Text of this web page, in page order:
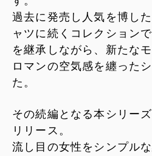
過去に発売し人気を博し
ャツに続くコレクション
を継承しながら、新たな
ロマンの空気感を纏った
た。
その続編となる本シリー
リリース。
流し目の女性をシンプル